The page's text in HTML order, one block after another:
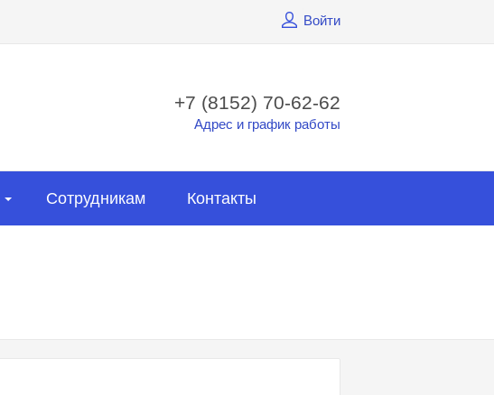
Войти
+7 (8152) 70-62-62
Адрес и график работы
Сотрудникам Контакты